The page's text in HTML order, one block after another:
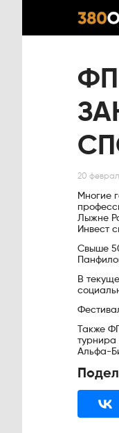
20
Многие
Лыжне
Инвест
Свыше
В
Также
турнира
Альфа-